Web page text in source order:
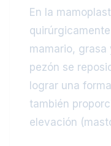
En la
mamario, grasa
pezón se
lograr una
también
elevación